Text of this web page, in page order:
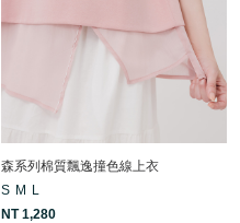
森系列棉質飄逸撞色線上衣
S M L
NT 1,280